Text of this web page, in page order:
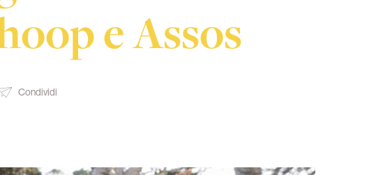
e Assos
Condividi